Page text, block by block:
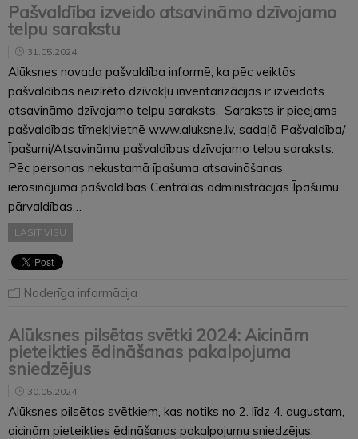
Pašvaldība izveido atsavināmo dzīvojamo
telpu sarakstu
31.05.2024
Alūksnes novada pašvaldība informē, ka pēc veiktās
pašvaldības neizīrēto dzīvokļu inventarizācijas ir izveidots
atsavināmo dzīvojamo telpu saraksts. Saraksts ir pieejams
pašvaldības tīmekļvietnē www.aluksne.lv, sadaļā Pašvaldība/
Īpašumi/Atsavināmu pašvaldības dzīvojamo telpu saraksts.
Pēc personas nekustamā īpašuma atsavināšanas
ierosinājuma pašvaldības Centrālās administrācijas Īpašumu
pārvaldības…
LASĪT VISU
Noderīga informācija
Alūksnes pilsētas svētki 2024: Aicinām
pieteikties ēdināšanas pakalpojuma
sniedzējus
30.05.2024
Alūksnes pilsētas svētkiem, kas notiks no 2. līdz 4. augustam,
aicinām pieteikties ēdināšanas pakalpojumu sniedzējus.